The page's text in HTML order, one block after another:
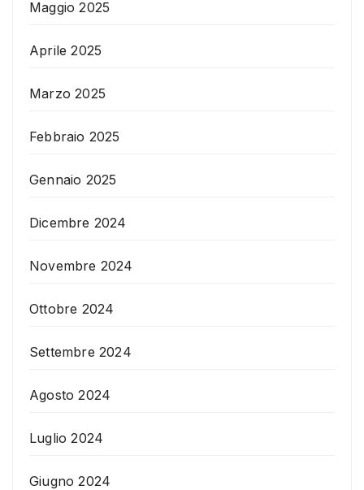
Maggio 2025
Aprile 2025
Marzo 2025
Febbraio 2025
Gennaio 2025
Dicembre 2024
Novembre 2024
Ottobre 2024
Settembre 2024
Agosto 2024
Luglio 2024
Giugno 2024